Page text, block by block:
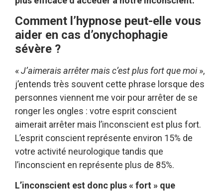
Comment l’hypnose peut-elle vous
aider en cas d’onychophagie
sévère ?
«J’aimerais arrêter mais c’est plus fort que moi»,
j’entends très souvent cette phrase lorsque des
personnes viennent me voir pour arrêter de se
ronger les ongles : votre esprit conscient
aimerait arrêter mais l’inconscient est plus fort.
L’esprit conscient représente environ 15% de
votre activité neurologique tandis que
l’inconscient en représente plus de 85%.
L’inconscient est donc plus « fort » que